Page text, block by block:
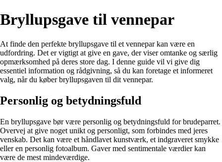
Bryllupsgave til vennepar
At finde den perfekte bryllupsgave til et vennepar kan være en
udfordring. Det er vigtigt at give en gave, der viser omtanke og særlig
opmærksomhed på deres store dag. I denne guide vil vi give dig
essentiel information og rådgivning, så du kan foretage et informeret
valg, når du køber bryllupsgaven til dit vennepar.
Personlig og betydningsfuld
En bryllupsgave bør være personlig og betydningsfuld for brudeparret.
Overvej at give noget unikt og personligt, som forbindes med jeres
venskab. Det kan være et håndlavet kunstværk, et indgraveret smykke
eller en personlig fotoalbum. Gaver med sentimentale værdier kan
være de mest mindeværdige.